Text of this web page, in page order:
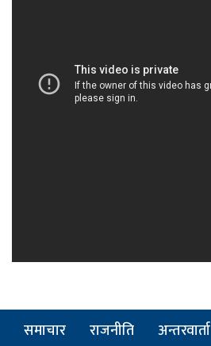
समाचार राजनीति अन्तरवार्ता